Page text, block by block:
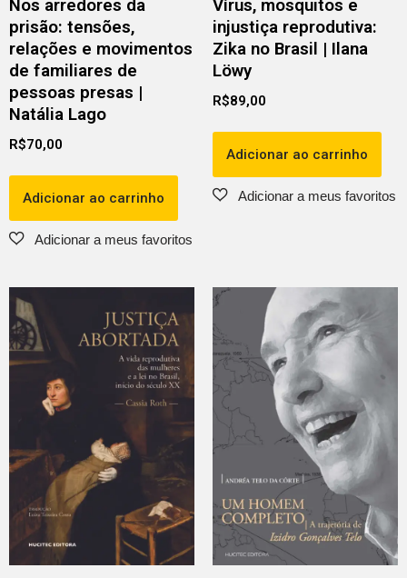
Nos arredores da
prisão: tensões,
relações e movimentos
de familiares de
pessoas presas |
Natália Lago
R$70,00
Adicionar ao carrinho
Vírus, mosquitos e
injustiça reprodutiva:
Zika no Brasil | Ilana
Löwy
R$89,00
Adicionar ao carrinho